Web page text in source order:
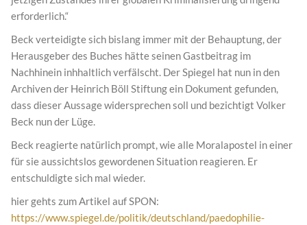
erforderlich.“
Beck verteidigte sich bislang immer mit der Behauptung, der
Herausgeber des Buches hätte seinen Gastbeitrag im
Nachhinein inhhaltlich verfälscht. Der Spiegel hat nun in den
Archiven der Heinrich Böll Stiftung ein Dokument gefunden,
dass dieser Aussage widersprechen soll und bezichtigt Volker
Beck nun der Lüge.
Beck reagierte natürlich prompt, wie alle Moralapostel in einer
für sie aussichtslos gewordenen Situation reagieren. Er
entschuldigte sich mal wieder.
hier gehts zum Artikel auf SPON:
https://www.spiegel.de/politik/deutschland/paedophilie-